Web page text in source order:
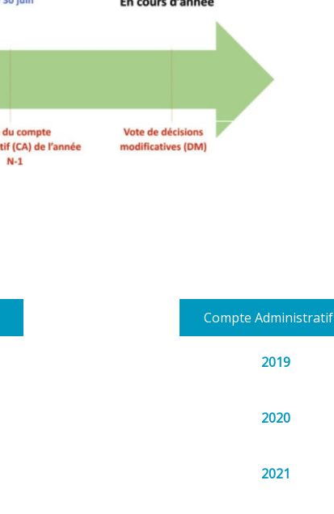
Compte Administratif
2019
2020
2021